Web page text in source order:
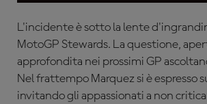
L'incidente è sotto la lente
MotoGP Stewards. La questione,
approfondita nei prossimi GP
Nel frattempo Marquez si è espresso
invitando gli appassionati a non